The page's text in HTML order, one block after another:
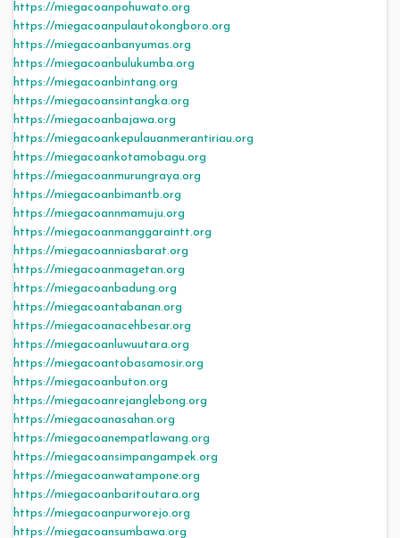
https://miegacoanpohuwato.org
https://miegacoanpulautokongboro.org
https://miegacoanbanyumas.org
https://miegacoanbulukumba.org
https://miegacoanbintang.org
https://miegacoansintangka.org
https://miegacoanbajawa.org
https://miegacoankepulauanmerantiriau.org
https://miegacoankotamobagu.org
https://miegacoanmurungraya.org
https://miegacoanbimantb.org
https://miegacoannmamuju.org
https://miegacoanmanggaraintt.org
https://miegacoanniasbarat.org
https://miegacoanmagetan.org
https://miegacoanbadung.org
https://miegacoantabanan.org
https://miegacoanacehbesar.org
https://miegacoanluwuutara.org
https://miegacoantobasamosir.org
https://miegacoanbuton.org
https://miegacoanrejanglebong.org
https://miegacoanasahan.org
https://miegacoanempatlawang.org
https://miegacoansimpangampek.org
https://miegacoanwatampone.org
https://miegacoanbaritoutara.org
https://miegacoanpurworejo.org
https://miegacoansumbawa.org